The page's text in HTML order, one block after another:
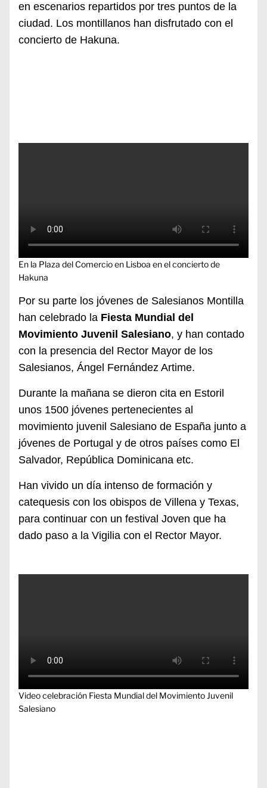
en escenarios repartidos por tres puntos de la
ciudad. Los montillanos han disfrutado con el
concierto de Hakuna.
En la Plaza del Comercio en Lisboa en el concierto de
Hakuna
Por su parte los jóvenes de Salesianos Montilla
han celebrado la Fiesta Mundial del
Movimiento Juvenil Salesiano, y han contado
con la presencia del Rector Mayor de los
Salesianos, Ángel Fernández Artime.
Durante la mañana se dieron cita en Estoril
unos 1500 jóvenes pertenecientes al
movimiento juvenil Salesiano de España junto a
jóvenes de Portugal y de otros países como El
Salvador, República Dominicana etc.
Han vivido un día intenso de formación y
catequesis con los obispos de Villena y Texas,
para continuar con un festival Joven que ha
dado paso a la Vigilia con el Rector Mayor.
Video celebración Fiesta Mundial del Movimiento Juvenil
Salesiano